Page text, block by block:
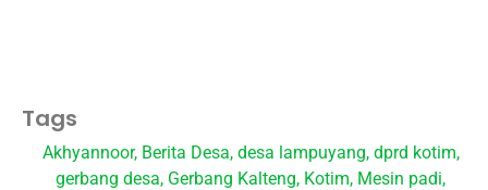
Tags
Akhyannoor, Berita Desa, desa lampuyang, dprd kotim,
gerbang desa, Gerbang Kalteng, Kotim, Mesin padi,